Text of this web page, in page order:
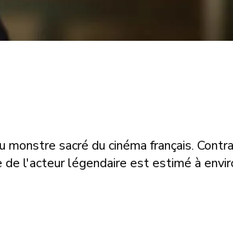
monstre sacré du cinéma français.
l'acteur légendaire est estimé à